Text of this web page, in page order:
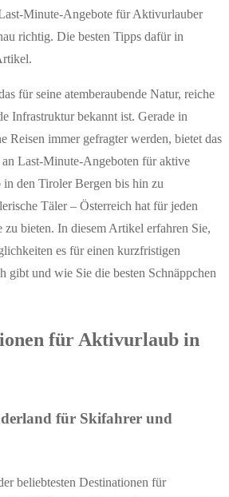
Minute-Angebote für Aktivurlauber
richtig. Die besten Tipps dafür in
für seine atemberaubende Natur, reiche
Infrastruktur bekannt ist. Gerade in
Reisen immer gefragter werden, bietet das
Last-Minute-Angeboten für aktive
den Tiroler Bergen bis hin zu
Täler – Österreich hat für jeden
zu bieten. In diesem Artikel erfahren Sie,
es für einen kurzfristigen
gibt und wie Sie die besten Schnäppchen
für Aktivurlaub in
für Skifahrer und
beliebtesten Destinationen für